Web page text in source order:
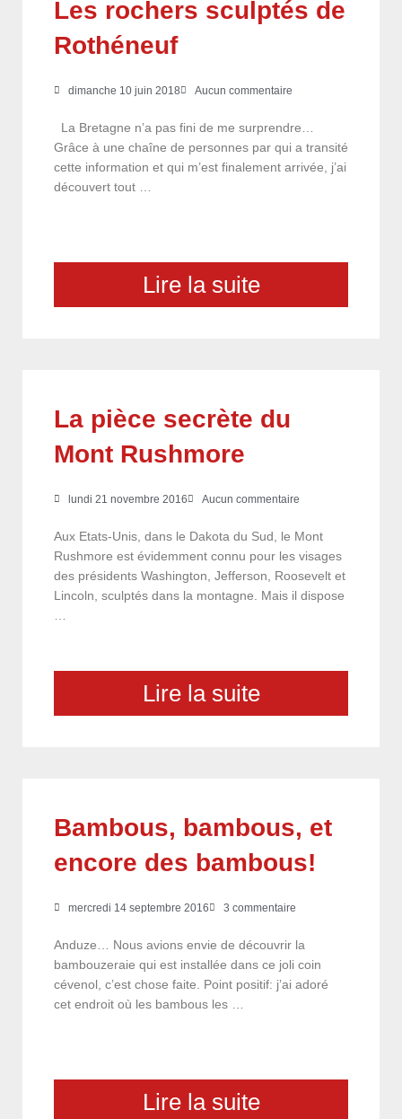
Les rochers sculptés de
Rothéneuf
dimanche 10 juin 2018 Aucun commentaire
La Bretagne n’a pas fini de me surprendre…
Grâce à une chaîne de personnes par qui a transité
cette information et qui m’est finalement arrivée, j’ai
découvert tout …
Lire la suite
La pièce secrète du
Mont Rushmore
lundi 21 novembre 2016 Aucun commentaire
Aux Etats-Unis, dans le Dakota du Sud, le Mont
Rushmore est évidemment connu pour les visages
des présidents Washington, Jefferson, Roosevelt et
Lincoln, sculptés dans la montagne. Mais il dispose
Lire la suite
Bambous, bambous, et
encore des bambous!
mercredi 14 septembre 2016 3 commentaire
Anduze… Nous avions envie de découvrir la
bambouzeraie qui est installée dans ce joli coin
cévenol, c’est chose faite. Point positif: j’ai adoré
cet endroit où les bambous les …
Lire la suite